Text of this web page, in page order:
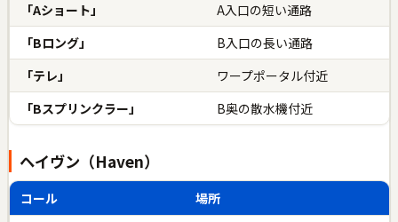
「Aショート」
A入口の短い通路
「Bロング」
B入口の長い通路
「テレ」
ワープポータル付近
「Bスプリンクラー」
B奥の散水機付近
ヘイヴン（Haven）
コール
場所